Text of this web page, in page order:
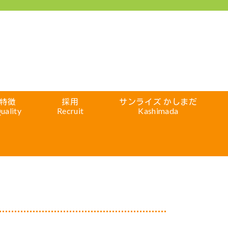
特徴
採用
Recruit
サンライズ かしまだ
Kashimada